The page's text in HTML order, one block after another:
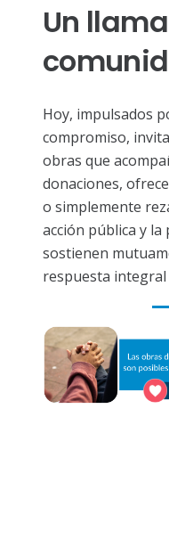
Un
Hoy, impulsados
compromiso,
obras que
donaciones,
o simplemente
acción pública y
sostienen
respuesta